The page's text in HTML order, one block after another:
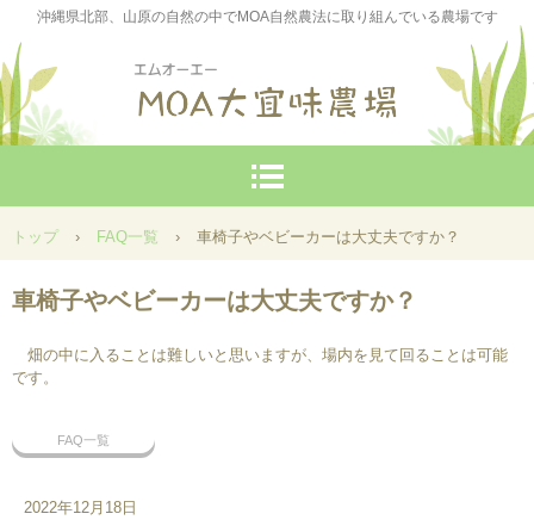
沖縄県北部、山原の自然の中でMOA自然農法に取り組んでいる農場です
トップ › FAQ一覧 › 車椅子やベビーカーは大丈夫ですか？
車椅子やベビーカーは大丈夫ですか？
畑の中に入ることは難しいと思いますが、場内を見て回ることは可能
です。
FAQ一覧
2022年12月18日